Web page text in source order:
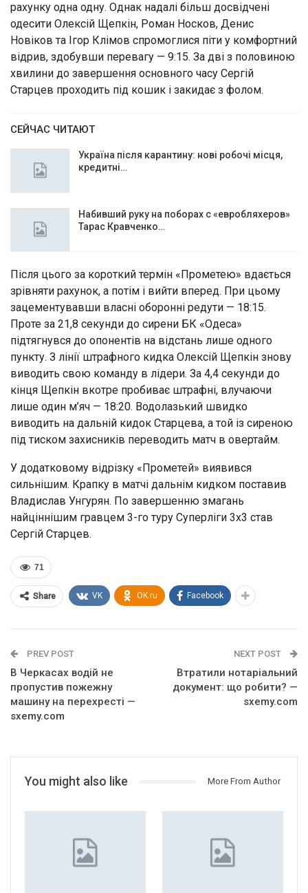
рахунку одна одну. Однак надалі більш досвідчені
одесити Олексій Щепкін, Роман Носков, Денис
Новіков та Ігор Клімов спромоглися піти у комфортний
відрив, здобувши перевагу — 9:15. За дві з половиною
хвилини до завершення основного часу Сергій
Старцев проходить під кошик і закидає з фолом.
СЕЙЧАС ЧИТАЮТ
Україна після карантину: нові робочі місця,
кредитні…
Набивший руку на поборах с «евробляхеров»
Тарас Кравченко…
Після цього за короткий термін «Прометею» вдається
зрівняти рахунок, а потім і вийти вперед. При цьому
зацементувавши власні оборонні редути — 18:15.
Проте за 21,8 секунди до сирени БК «Одеса»
підтягнувся до опонентів на відстань лише одного
пункту. З лінії штрафного кидка Олексій Щепкін знову
виводить свою команду в лідери. За 4,4 секунди до
кінця Щепкін вкотре пробиває штрафні, влучаючи
лише один м’яч — 18:20. Водолазький швидко
виводить на дальній кидок Старцева, а той із сиреною
під тиском захисників переводить матч в овертайм.
У додатковому відрізку «Прометей» виявився
сильнішим. Крапку в матчі дальнім кидком поставив
Владислав Унгурян. По завершенню змагань
найціннішим гравцем 3-го туру Суперліги 3х3 став
Сергій Старцев.
71
Share VK OK.ru Facebook
PREV POST
В Черкасах водій не
пропустив пожежну
машину на перехресті —
sxemy.com
NEXT POST
Втратили нотаріальний
документ: що робити? —
sxemy.com
You might also like More From Author